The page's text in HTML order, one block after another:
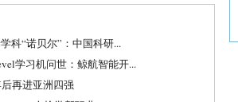
科“诺贝尔”：中国科研...
学习机问世：鲸航智能开...
再进亚洲四强